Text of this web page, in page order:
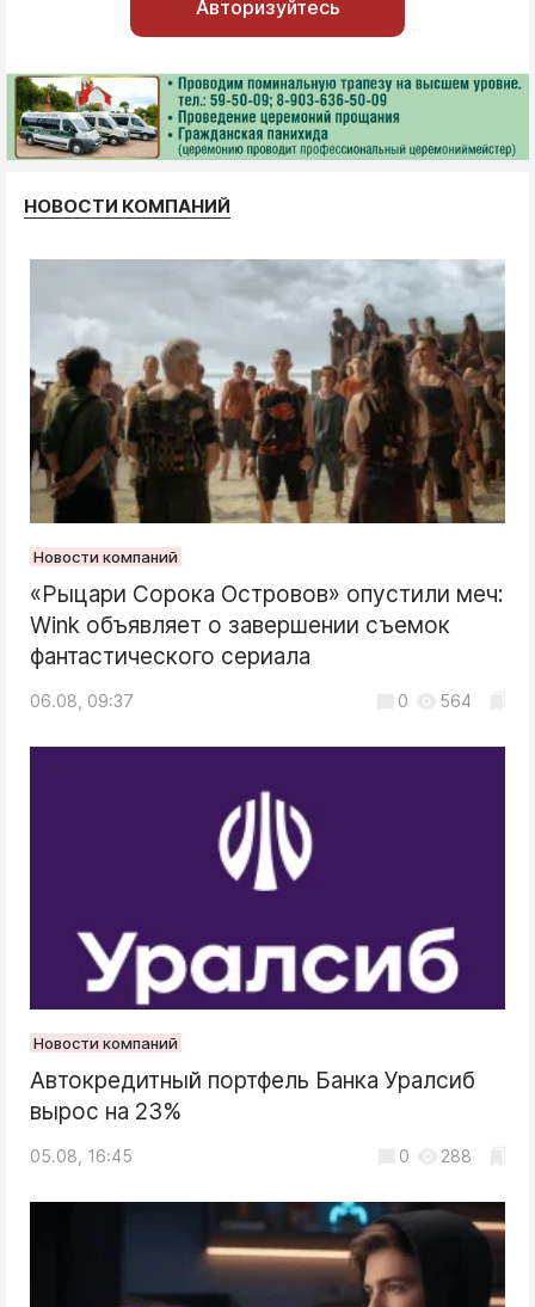
Авторизуйтесь
НОВОСТИ КОМПАНИЙ
Новости компаний
«Рыцари Сорока Островов» опустили меч:
Wink объявляет о завершении съемок
фантастического сериала
06.08, 09:37 0 564
Новости компаний
Автокредитный портфель Банка Уралсиб
вырос на 23%
05.08, 16:45 0 288